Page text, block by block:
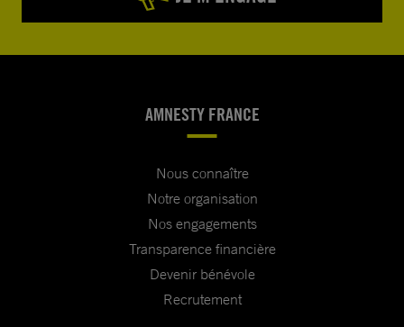
AMNESTY FRANCE
Nous connaître
Notre organisation
Nos engagements
Transparence financière
Devenir bénévole
Recrutement